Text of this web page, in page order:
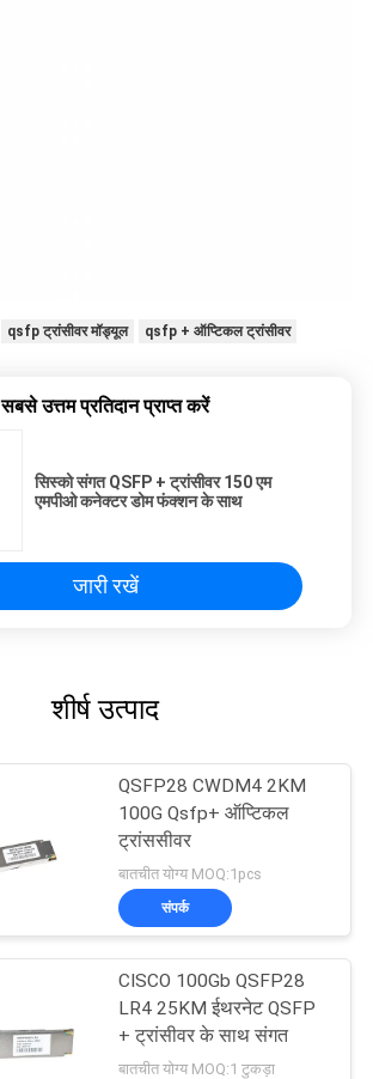
qsfp ट्रांसीवर मॉड्यूल qsfp + ऑप्टिकल ट्रांसीवर
सबसे उत्तम प्रतिदान प्राप्त करें
सिस्को संगत QSFP + ट्रांसीवर 150 एम
एमपीओ कनेक्टर डोम फंक्शन के साथ
जारी रखें
शीर्ष उत्पाद
QSFP28 CWDM4 2KM
100G Qsfp+ ऑप्टिकल
ट्रांससीवर
बातचीत योग्य MOQ:1pcs
संपर्क
CISCO 100Gb QSFP28
LR4 25KM ईथरनेट QSFP
+ ट्रांसीवर के साथ संगत
बातचीत योग्य MOQ:1 टुकड़ा